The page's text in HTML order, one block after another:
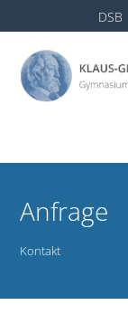
DSB
Anfrage
Kontakt